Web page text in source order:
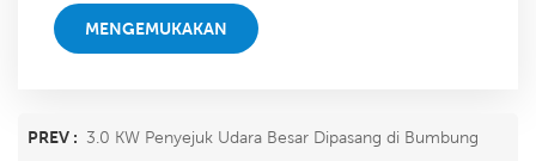
MENGEMUKAKAN
PREV : 3.0 KW Penyejuk Udara Besar Dipasang di Bumbung